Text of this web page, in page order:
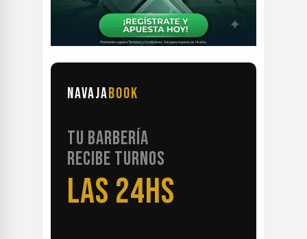
NAVAJABOOK
TU BARBERÍA
RECIBE TURNOS
LAS 24HS